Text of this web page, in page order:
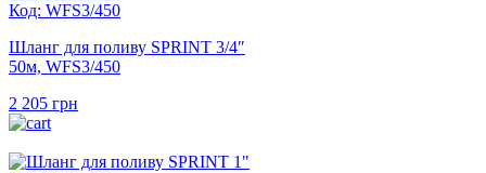
Код: WFS3/450
Шланг для поливу SPRINT 3/4″
50м, WFS3/450
2 205 грн